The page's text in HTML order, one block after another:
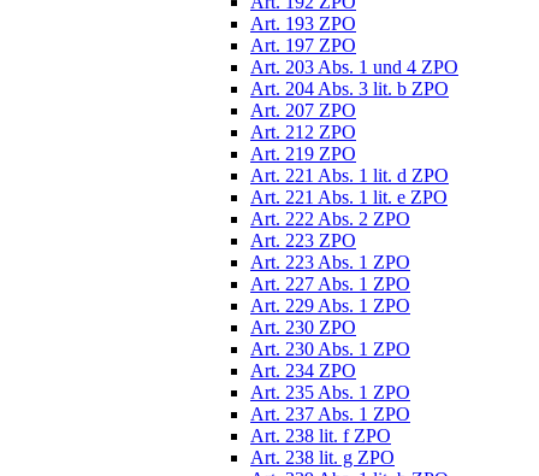
Art. 193 ZPO
Art. 197 ZPO
Art. 203 Abs. 1 und 4 ZPO
Art. 204 Abs. 3 lit. b ZPO
Art. 207 ZPO
Art. 212 ZPO
Art. 219 ZPO
Art. 221 Abs. 1 lit. d ZPO
Art. 221 Abs. 1 lit. e ZPO
Art. 222 Abs. 2 ZPO
Art. 223 ZPO
Art. 223 Abs. 1 ZPO
Art. 227 Abs. 1 ZPO
Art. 229 Abs. 1 ZPO
Art. 230 ZPO
Art. 230 Abs. 1 ZPO
Art. 234 ZPO
Art. 235 Abs. 1 ZPO
Art. 237 Abs. 1 ZPO
Art. 238 lit. f ZPO
Art. 238 lit. g ZPO